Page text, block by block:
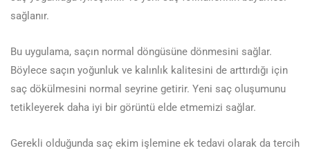
sağlanır.
Bu uygulama, saçın normal döngüsüne dönmesini sağlar.
Böylece saçın yoğunluk ve kalınlık kalitesini de arttırdığı için
saç dökülmesini normal seyrine getirir. Yeni saç oluşumunu
tetikleyerek daha iyi bir görüntü elde etmemizi sağlar.
Gerekli olduğunda saç ekim işlemine ek tedavi olarak da tercih